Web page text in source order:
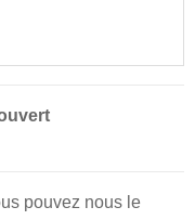
pouvez nous le